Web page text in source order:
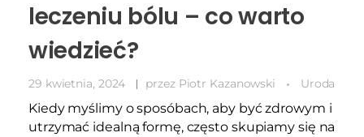
leczeniu bólu – co warto
wiedzieć?
29 kwietnia, 2024 przez Piotr Kazanowski Uroda
Kiedy myślimy o sposóbach, aby być zdrowym i
utrzymać idealną formę, często skupiamy się na